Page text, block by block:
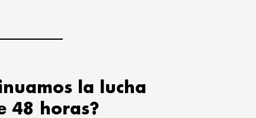
la lucha
48 horas?